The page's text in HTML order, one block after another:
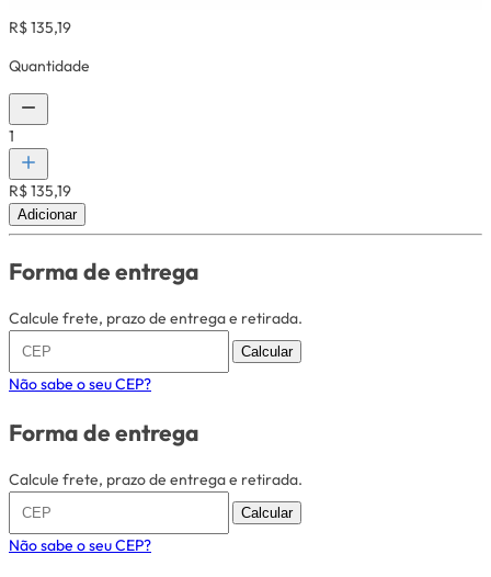
R$ 135,19
Quantidade
1
R$ 135,19
Adicionar
Forma de entrega
Calcule frete, prazo de entrega e retirada.
Calcular
Não sabe o seu CEP?
Forma de entrega
Calcule frete, prazo de entrega e retirada.
Calcular
Não sabe o seu CEP?